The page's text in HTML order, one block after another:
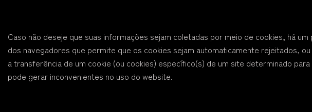
Caso não deseje que suas informações sejam coletadas por meio de cookies, há
dos navegadores que permite que os cookies sejam automaticamente rejeitados,
a transferência de um cookie (ou cookies) específico(s) de um site determinado
pode gerar inconvenientes no uso do website.